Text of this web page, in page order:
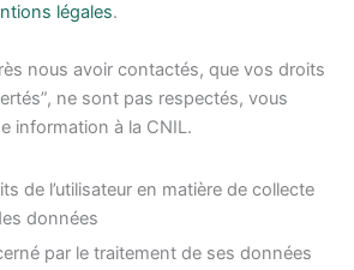
légales.
nous avoir contactés, que vos droits
ne sont pas respectés, vous
information à la CNIL.
de l’utilisateur en matière de collecte
données
par le traitement de ses données